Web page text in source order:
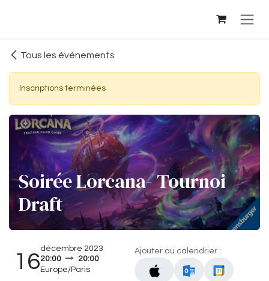
Tous les événements
Inscriptions terminées
Soirée Lorcana- Tournoi
Draft
16
décembre 2023
20:00
20:00
Europe/Paris
Ajouter au calendrier :